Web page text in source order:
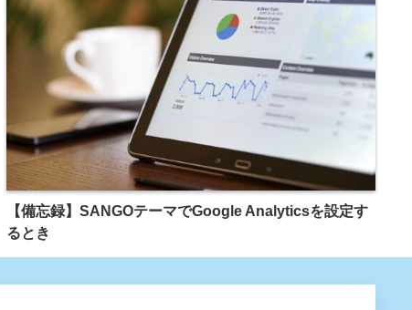
【備忘録】SANGOテーマでGoogle Analyticsを設定す
るとき